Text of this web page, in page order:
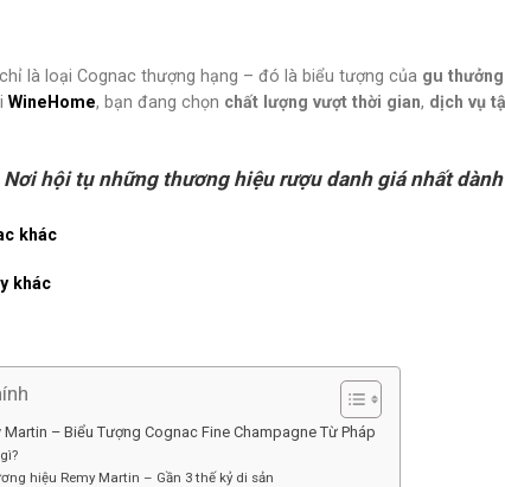
là loại Cognac thượng hạng – đó là biểu tượng của gu
WineHome, bạn đang chọn chất lượng vượt thời gian, dịch vụ
Nơi hội tụ những thương hiệu rượu danh giá nhất
khác
khác
Martin – Biểu Tượng Cognac Fine Champagne Từ Pháp
hiệu Remy Martin – Gần 3 thế kỷ di sản